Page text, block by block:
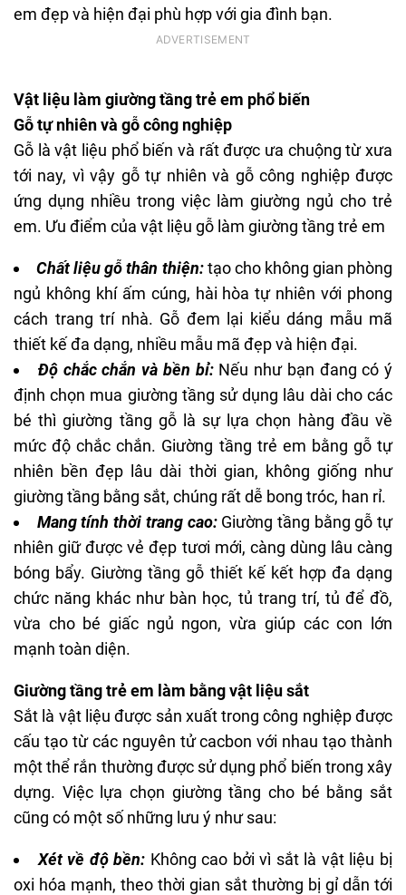
em đẹp và hiện đại phù hợp với gia đình bạn.
Vật liệu làm giường tầng trẻ em phổ biến
Gỗ tự nhiên và gỗ công nghiệp
Gỗ là vật liệu phổ biến và rất được ưa chuộng từ xưa
tới nay, vì vậy gỗ tự nhiên và gỗ công nghiệp được
ứng dụng nhiều trong việc làm giường ngủ cho trẻ
em. Ưu điểm của vật liệu gỗ làm giường tầng trẻ em
Chất liệu gỗ thân thiện: tạo cho không gian phòng
ngủ không khí ấm cúng, hài hòa tự nhiên với phong
cách trang trí nhà. Gỗ đem lại kiểu dáng mẫu mã
thiết kế đa dạng, nhiều mẫu mã đẹp và hiện đại.
Độ chắc chắn và bền bỉ: Nếu như bạn đang có ý
định chọn mua giường tầng sử dụng lâu dài cho các
bé thì giường tầng gỗ là sự lựa chọn hàng đầu về
mức độ chắc chắn. Giường tầng trẻ em bằng gỗ tự
nhiên bền đẹp lâu dài thời gian, không giống như
giường tầng bằng sắt, chúng rất dễ bong tróc, han rỉ.
Mang tính thời trang cao: Giường tầng bằng gỗ tự
nhiên giữ được vẻ đẹp tươi mới, càng dùng lâu càng
bóng bẩy. Giường tầng gỗ thiết kế kết hợp đa dạng
chức năng khác như bàn học, tủ trang trí, tủ để đồ,
vừa cho bé giấc ngủ ngon, vừa giúp các con lớn
mạnh toàn diện.
Giường tầng trẻ em làm bằng vật liệu sắt
Sắt là vật liệu được sản xuất trong công nghiệp được
cấu tạo từ các nguyên tử cacbon với nhau tạo thành
một thể rắn thường được sử dụng phổ biến trong xây
dựng. Việc lựa chọn giường tầng cho bé bằng sắt
cũng có một số những lưu ý như sau:
Xét về độ bền: Không cao bởi vì sắt là vật liệu bị